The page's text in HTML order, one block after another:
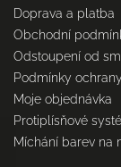
Doprava a platba
Obchodní
Odstoupení od
Podmínky
Moje objednávka
Protiplísňové
Míchání barev na